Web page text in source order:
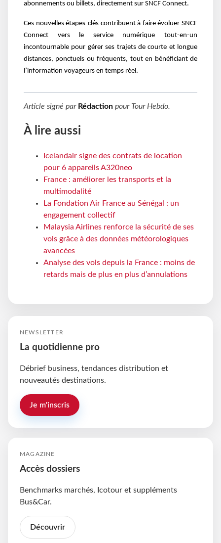
abonnements ou billets, directement sur SNCF Connect.
Ces nouvelles étapes-clés contribuent à faire évoluer SNCF
Connect vers le service numérique tout-en-un
incontournable pour gérer ses trajets de courte et longue
distances, ponctuels ou fréquents, tout en bénéficiant de
l’information voyageurs en temps réel.
Article signé par Rédaction pour Tour Hebdo.
À lire aussi
Icelandair signe des contrats de location
pour 6 appareils A320neo
France : améliorer les transports et la
multimodalité
La Fondation Air France au Sénégal : un
engagement collectif
Malaysia Airlines renforce la sécurité de ses
vols grâce à des données météorologiques
avancées
Analyse des vols depuis la France : moins de
retards mais de plus en plus d’annulations
NEWSLETTER
La quotidienne pro
Débrief business, tendances distribution et
nouveautés destinations.
Je m'inscris
MAGAZINE
Accès dossiers
Benchmarks marchés, Icotour et suppléments
Bus&Car.
Découvrir